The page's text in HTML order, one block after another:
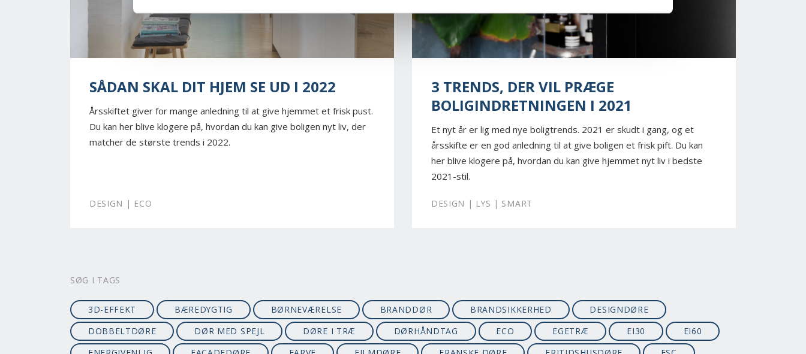
SÅDAN SKAL DIT HJEM SE UD I 2022
Årsskiftet giver for mange anledning til at give hjemmet et frisk pust.
Du kan her blive klogere på, hvordan du kan give boligen nyt liv, der
matcher de største trends i 2022.
DESIGN | ECO
3 TRENDS, DER VIL PRÆGE
BOLIGINDRETNINGEN I 2021
Et nyt år er lig med nye boligtrends. 2021 er skudt i gang, og et
årsskifte er en god anledning til at give boligen et frisk pift. Du kan
her blive klogere på, hvordan du kan give hjemmet nyt liv i bedste
2021-stil.
DESIGN | LYS | SMART
SØG I TAGS
3D-EFFEKT BÆREDYGTIG BØRNEVÆRELSE BRANDDØR BRANDSIKKERHED
DESIGNDØRE
DOBBELTDØRE
DØR MED SPEJL DØRE I TRÆ DØRHÅNDTAG ECO EGETRÆ EI30
EI60